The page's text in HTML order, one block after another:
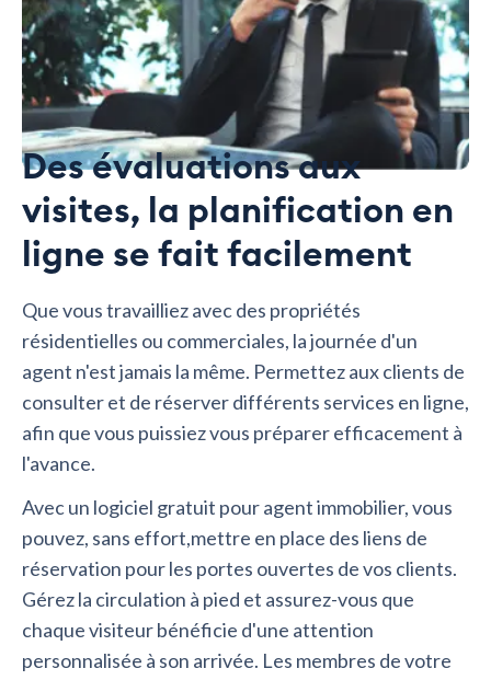
Des évaluations aux
visites, la planification en
ligne se fait facilement
Que vous travailliez avec des propriétés
résidentielles ou commerciales, la journée d'un
agent n'est jamais la même. Permettez aux clients de
consulter et de réserver différents services en ligne,
afin que vous puissiez vous préparer efficacement à
l'avance.
Avec un logiciel gratuit pour agent immobilier, vous
pouvez, sans effort,mettre en place des liens de
réservation pour les portes ouvertes de vos clients.
Gérez la circulation à pied et assurez-vous que
chaque visiteur bénéficie d'une attention
personnalisée à son arrivée. Les membres de votre